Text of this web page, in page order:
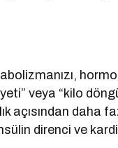
veya “kilo
açısından daha
direnci ve